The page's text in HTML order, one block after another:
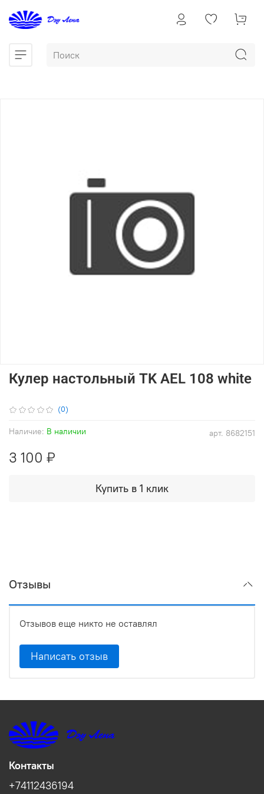
(0)
арт. 8682151
Наличие: В наличии
Кулер настольный TK AEL 108 white
3 100 ₽
Купить в 1 клик
Отзывы
Отзывов еще никто не оставлял
Написать отзыв
Контакты
+74112436194